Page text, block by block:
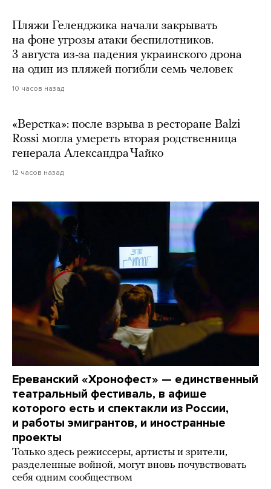
Пляжи Геленджика начали закрывать
на фоне угрозы атаки беспилотников.
3 августа из-за падения украинского дрона
на один из пляжей погибли семь человек
10 часов назад
«Верстка»: после взрыва в ресторане Balzi
Rossi могла умереть вторая родственница
генерала Александра Чайко
12 часов назад
Ереванский «Хронофест» — единственный
театральный фестиваль, в афише
которого есть и спектакли из России,
и работы эмигрантов, и иностранные
проекты
Только здесь режиссеры, артисты и зрители,
разделенные войной, могут вновь почувствовать
себя одним сообществом